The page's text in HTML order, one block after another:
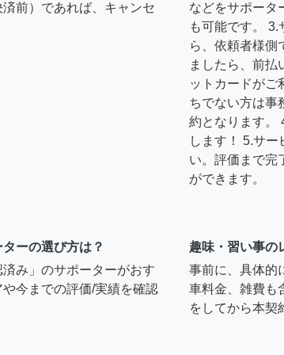
前）であれば、キャンセ
などをサポータ
も可能です。
ら、依頼者様側
ましたら、前払
ットカードがご
ちでない方は事
約となります。
します！ 5.サ
い。評価まで完
ができます。
ーの選び方は？
み」のサポーターがおす
今までの評価/実績を確認
趣味・習い事の
事前に、具体的
車料金、雑費も
をしてから本契